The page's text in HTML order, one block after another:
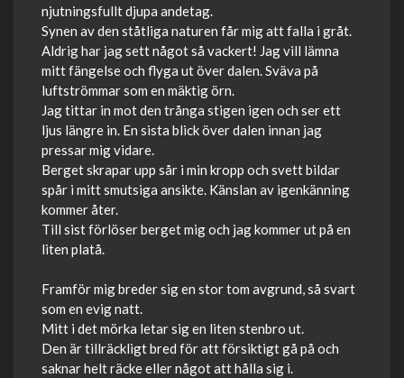
njutningsfullt djupa andetag.
Synen av den ståtliga naturen får mig att falla i gråt.
Aldrig har jag sett något så vackert! Jag vill lämna
mitt fängelse och flyga ut över dalen. Sväva på
luftströmmar som en mäktig örn.
Jag tittar in mot den trånga stigen igen och ser ett
ljus längre in. En sista blick över dalen innan jag
pressar mig vidare.
Berget skrapar upp sår i min kropp och svett bildar
spår i mitt smutsiga ansikte. Känslan av igenkänning
kommer åter.
Till sist förlöser berget mig och jag kommer ut på en
liten platå.
Framför mig breder sig en stor tom avgrund, så svart
som en evig natt.
Mitt i det mörka letar sig en liten stenbro ut.
Den är tillräckligt bred för att försiktigt gå på och
saknar helt räcke eller något att hålla sig i.